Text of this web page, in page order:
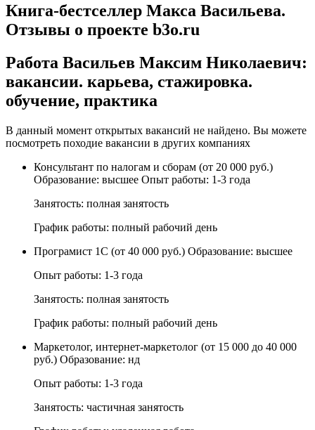
Книга-бестселлер Макса Васильева.
Отзывы о проекте b3o.ru
Работа Васильев Максим Николаевич:
вакансии. карьева, стажировка.
обучение, практика
В данный момент открытых вакансий не найдено. Вы можете
посмотреть походие вакансии в других компаниях
Консультант по налогам и сборам (от 20 000 руб.)
Образование: высшее Опыт работы: 1-3 года
Занятость: полная занятость
График работы: полный рабочий день
Програмист 1С (от 40 000 руб.) Образование: высшее
Опыт работы: 1-3 года
Занятость: полная занятость
График работы: полный рабочий день
Маркетолог, интернет-маркетолог (от 15 000 до 40 000
руб.) Образование: нд
Опыт работы: 1-3 года
Занятость: частичная занятость